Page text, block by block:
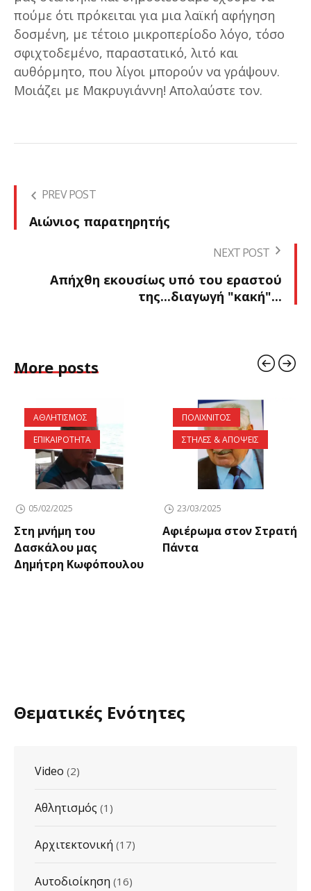
πούμε ότι πρόκειται για μια λαϊκή αφήγηση
δοσμένη, με τέτοιο μικροπερίοδο λόγο, τόσο
σφιχτοδεμένο, παραστατικό, λιτό και
αυθόρμητο, που λίγοι μπορούν να γράψουν.
Μοιάζει με Μακρυγιάννη! Απολαύστε τον.
PREV POST
Αιώνιος παρατηρητής
NEXT POST
Απήχθη εκουσίως υπό του εραστού
της...διαγωγή "κακή"...
More posts
ΑΘΛΗΤΙΣΜΟΣ
ΕΠΙΚΑΙΡΟΤΗΤΑ
05/02/2025
Στη μνήμη του
Δασκάλου μας
Δημήτρη Κωφόπουλου
ΠΟΛΙΧΝΙΤΟΣ
ΣΤΗΛΕΣ & ΑΠΟΨΕΙΣ
23/03/2025
Αφιέρωμα στον Στρατή
Πάντα
Θεματικές Ενότητες
Video (2)
Αθλητισμός (1)
Αρχιτεκτονική (17)
Αυτοδιοίκηση (16)